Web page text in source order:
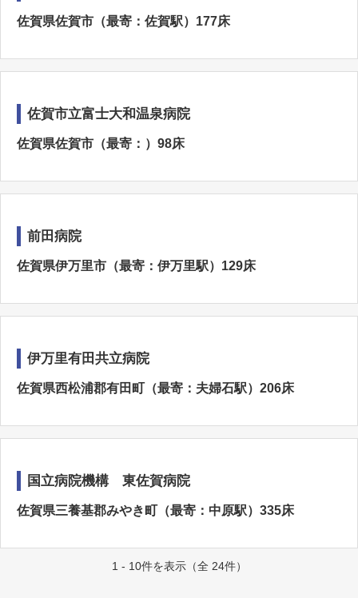
佐賀県佐賀市（最寄：佐賀駅）177床
佐賀市立富士大和温泉病院
佐賀県佐賀市（最寄：）98床
前田病院
佐賀県伊万里市（最寄：伊万里駅）129床
伊万里有田共立病院
佐賀県西松浦郡有田町（最寄：夫婦石駅）206床
国立病院機構 東佐賀病院
佐賀県三養基郡みやき町（最寄：中原駅）335床
1 - 10件を表示（全 24件）